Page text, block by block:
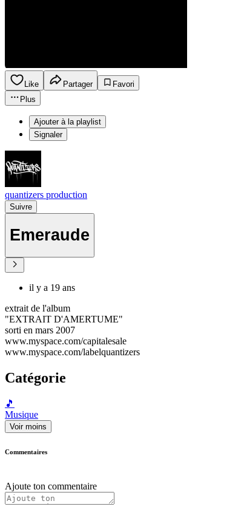
Like Partager
Favori
Plus
Ajouter à la playlist
Signaler
quantizers production
Suivre
Emeraude
il y a 19 ans
extrait de l'album
"EXTRAIT D'AMERTUME"
sorti en mars 2007
www.myspace.com/capitalesale
www.myspace.com/labelquantizers
Catégorie
🎵
Musique
Voir moins
Commentaires
Ajoute ton commentaire